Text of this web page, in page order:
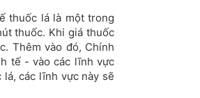
thuốc lá là một trong
thuốc. Khi giá thuốc
Thêm vào đó, Chính
tế - vào các lĩnh vực
các lĩnh vực này sẽ